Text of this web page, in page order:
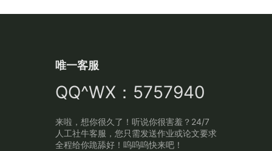
唯一客服
QQ^WX：5757940
来啦，想你很久了！听说你很害羞？24/7
人工社牛客服，您只需发送作业或论文要求
全程给你跪舔好！呜呜呜快来吧！